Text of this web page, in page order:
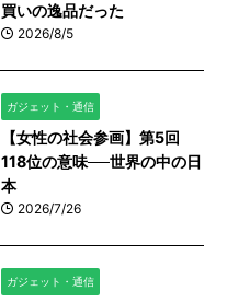
買いの逸品だった
2026/8/5
ガジェット・通信
【女性の社会参画】第5回
118位の意味──世界の中の日
本
2026/7/26
ガジェット・通信